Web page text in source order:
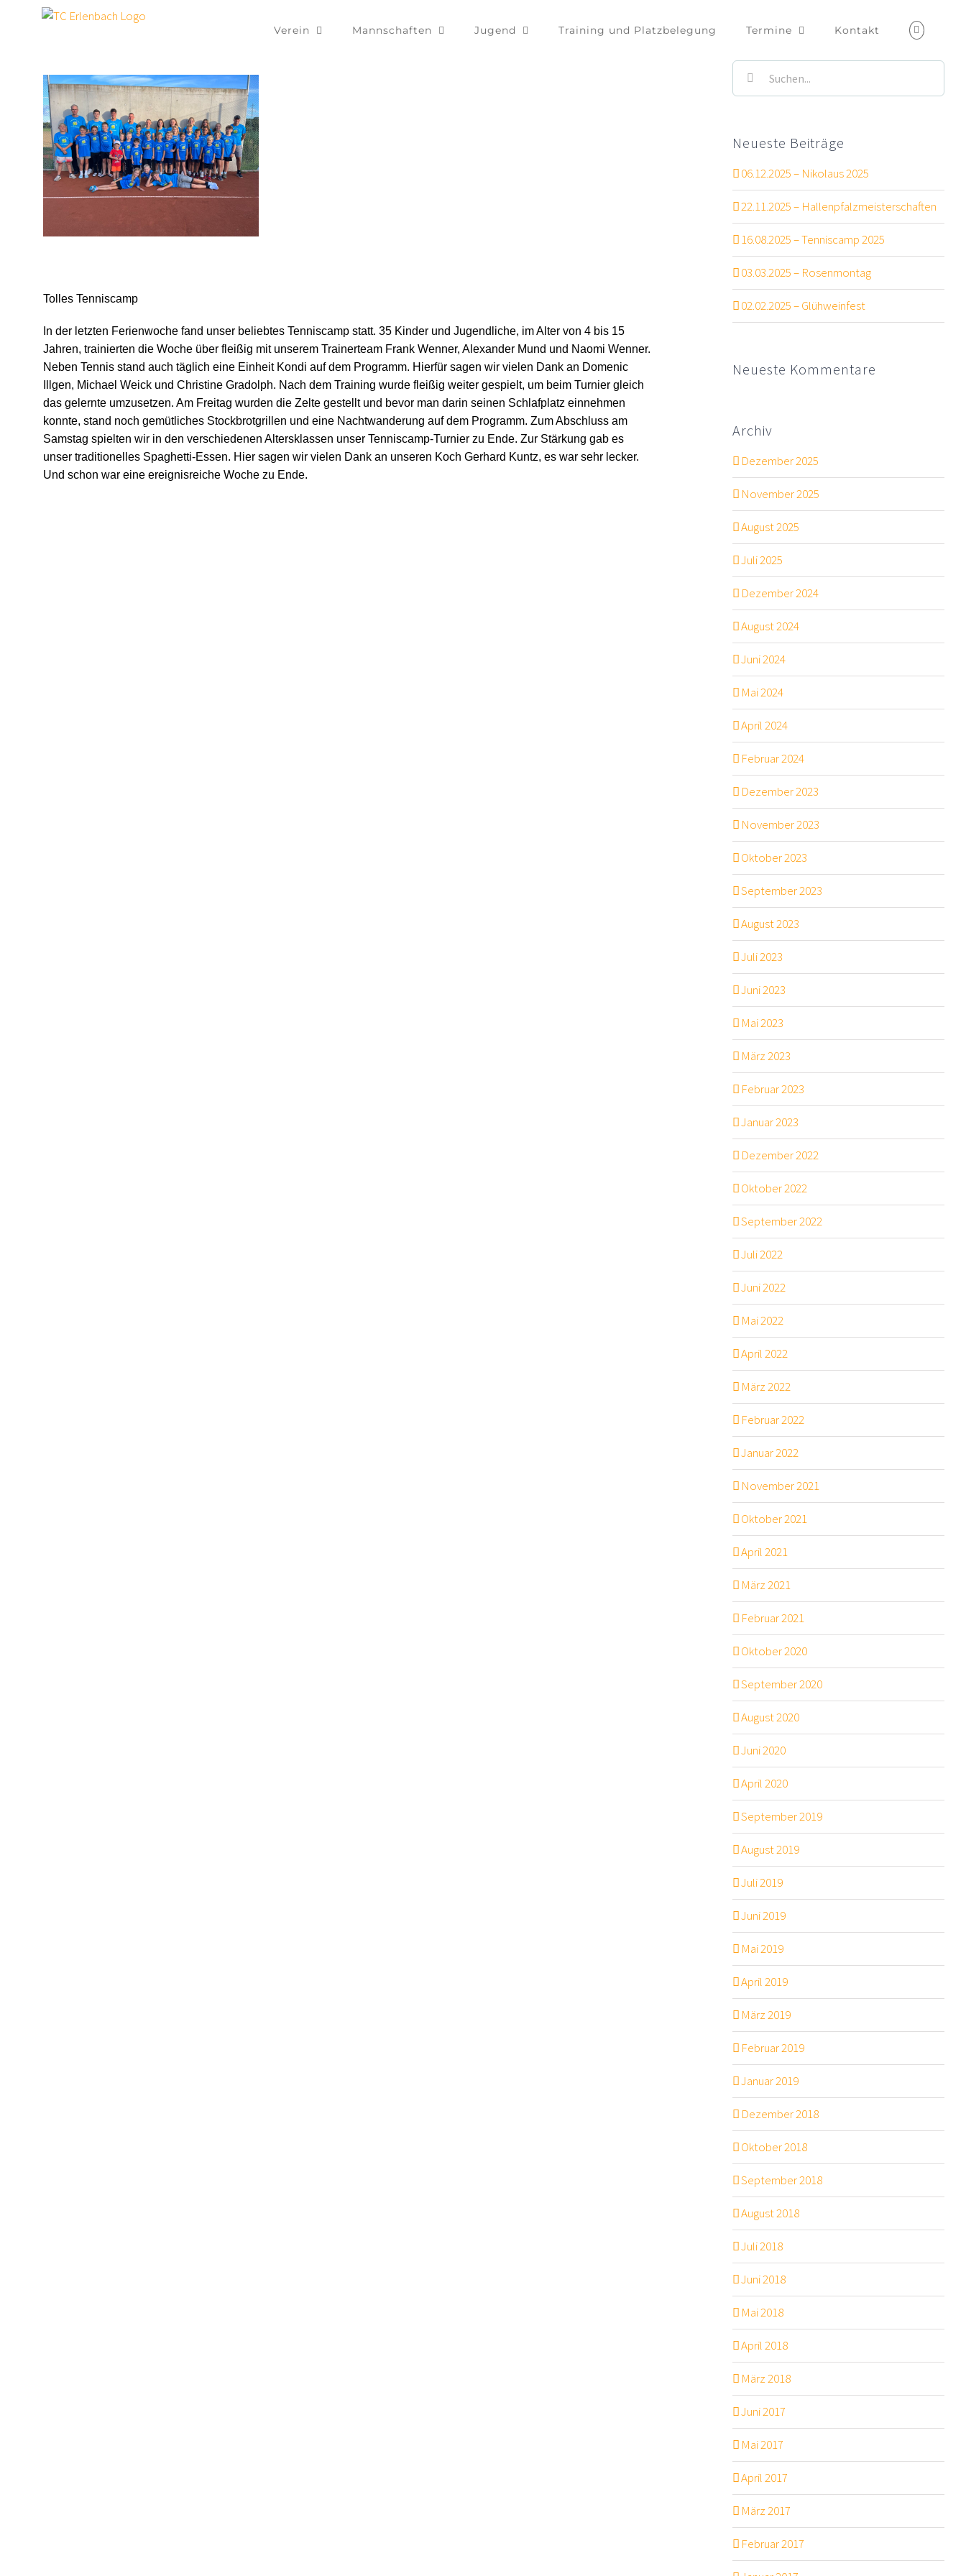
Verein Mannschaften Jugend Training und Platzbelegung Termine Kontakt
Tolles Tenniscamp
In der letzten Ferienwoche fand unser beliebtes Tenniscamp statt. 35 Kinder und Jugendliche, im Alter von 4 bis 15
Jahren, trainierten die Woche über fleißig mit unserem Trainerteam Frank Wenner, Alexander Mund und Naomi Wenner.
Neben Tennis stand auch täglich eine Einheit Kondi auf dem Programm. Hierfür sagen wir vielen Dank an Domenic
Illgen, Michael Weick und Christine Gradolph. Nach dem Training wurde fleißig weiter gespielt, um beim Turnier gleich
das gelernte umzusetzen. Am Freitag wurden die Zelte gestellt und bevor man darin seinen Schlafplatz einnehmen
konnte, stand noch gemütliches Stockbrotgrillen und eine Nachtwanderung auf dem Programm. Zum Abschluss am
Samstag spielten wir in den verschiedenen Altersklassen unser Tenniscamp-Turnier zu Ende. Zur Stärkung gab es
unser traditionelles Spaghetti-Essen. Hier sagen wir vielen Dank an unseren Koch Gerhard Kuntz, es war sehr lecker.
Und schon war eine ereignisreiche Woche zu Ende.
Suche
nach:
Neueste Beiträge
06.12.2025 – Nikolaus 2025
22.11.2025 – Hallenpfalzmeisterschaften
16.08.2025 – Tenniscamp 2025
03.03.2025 – Rosenmontag
02.02.2025 – Glühweinfest
Neueste Kommentare
Archiv
Dezember 2025
November 2025
August 2025
Juli 2025
Dezember 2024
August 2024
Juni 2024
Mai 2024
April 2024
Februar 2024
Dezember 2023
November 2023
Oktober 2023
September 2023
August 2023
Juli 2023
Juni 2023
Mai 2023
März 2023
Februar 2023
Januar 2023
Dezember 2022
Oktober 2022
September 2022
Juli 2022
Juni 2022
Mai 2022
April 2022
März 2022
Februar 2022
Januar 2022
November 2021
Oktober 2021
April 2021
März 2021
Februar 2021
Oktober 2020
September 2020
August 2020
Juni 2020
April 2020
September 2019
August 2019
Juli 2019
Juni 2019
Mai 2019
April 2019
März 2019
Februar 2019
Januar 2019
Dezember 2018
Oktober 2018
September 2018
August 2018
Juli 2018
Juni 2018
Mai 2018
April 2018
März 2018
Juni 2017
Mai 2017
April 2017
März 2017
Februar 2017